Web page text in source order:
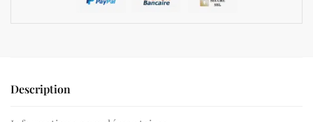
Description